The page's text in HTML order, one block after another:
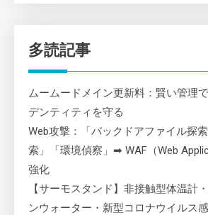
多読記事
ムームードメイン更新料：賢い管理
デンティティを守る
Web攻撃：「バックドアファイル探
索」「環境偵察」➡ WAF（Web
強化
【サーモスタンド】非接触型体温計
ンウォーター・新型コロナウイルス